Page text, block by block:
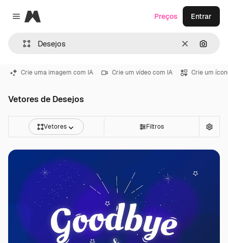
Close menu
Magnific
Limpar
Preços Entrar
Crie uma imagem com IA Crie um vídeo com IA Crie um
Vetores de Desejos
Vetores Filtros